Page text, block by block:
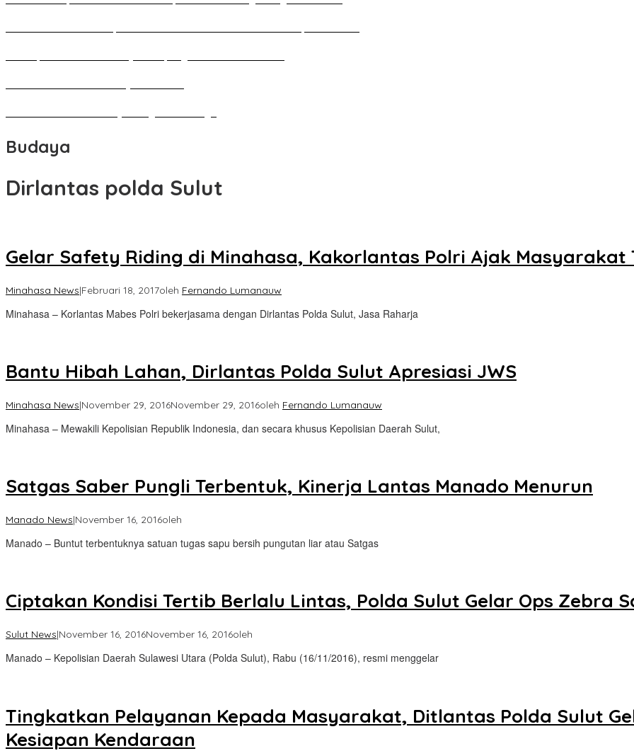
Budaya
Dirlantas polda Sulut
Gelar Safety Riding di Minahasa, Kakorlantas Polri Ajak Masyarakat
Minahasa News|Februari 18, 2017oleh Fernando Lumanauw
Minahasa – Korlantas Mabes Polri bekerjasama dengan Dirlantas Polda Sulut, Jasa Raharja
Bantu Hibah Lahan, Dirlantas Polda Sulut Apresiasi JWS
Minahasa News|November 29, 2016November 29, 2016oleh Fernando Lumanauw
Minahasa – Mewakili Kepolisian Republik Indonesia, dan secara khusus Kepolisian Daerah Sulut,
Satgas Saber Pungli Terbentuk, Kinerja Lantas Manado Menurun
Manado News|November 16, 2016oleh
Manado – Buntut terbentuknya satuan tugas sapu bersih pungutan liar atau Satgas
Ciptakan Kondisi Tertib Berlalu Lintas, Polda Sulut Gelar Ops Zebra
Sulut News|November 16, 2016November 16, 2016oleh
Manado – Kepolisian Daerah Sulawesi Utara (Polda Sulut), Rabu (16/11/2016), resmi menggelar
Tingkatkan Pelayanan Kepada Masyarakat, Ditlantas Polda Sulut
Kesiapan Kendaraan